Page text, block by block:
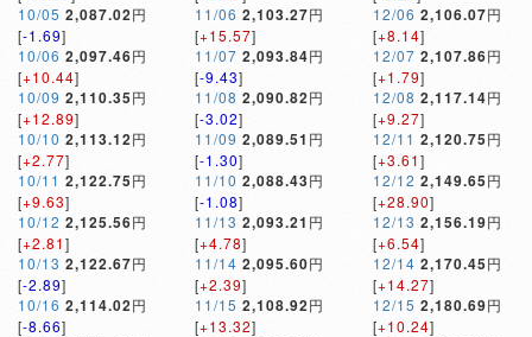
10/05 2,087.02円
[-1.69]
10/06 2,097.46円
[+10.44]
10/09 2,110.35円
[+12.89]
10/10 2,113.12円
[+2.77]
10/11 2,122.75円
[+9.63]
10/12 2,125.56円
[+2.81]
10/13 2,122.67円
[-2.89]
10/16 2,114.02円
[-8.66]
11/06 2,103.27円
[+15.57]
11/07 2,093.84円
[-9.43]
11/08 2,090.82円
[-3.02]
11/09 2,089.51 円
[-1.30]
11/10 2,088.43円
[-1.08]
11/13 2,093.21 円
[+4.78]
11/14 2,095.60円
[+2.39]
11/15 2,108.92円
[+13.32]
12/06 2,106.07円
[+8.14]
12/07 2,107.86円
[+1.79]
12/08 2,117.14円
[+9.27]
12/11 2,120.75円
[+3.61]
12/12 2,149.65円
[+28.90]
12/13 2,156.19円
[+6.54]
12/14 2,170.45円
[+14.27]
12/15 2,180.69円
[+10.24]